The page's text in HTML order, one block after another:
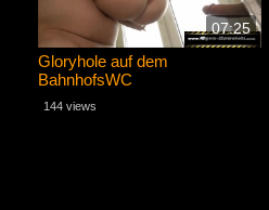
07:25
Gloryhole auf dem
BahnhofsWC
144 views